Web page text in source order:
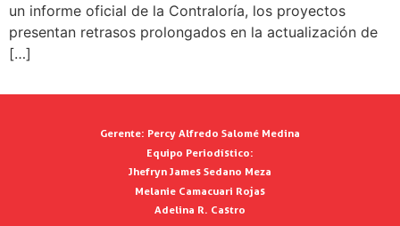
un informe oficial de la Contraloría, los proyectos
presentan retrasos prolongados en la actualización de
[…]
Gerente: Percy Alfredo Salomé Medina
Equipo Periodístico:
Jhefryn James Sedano Meza
Melanie Camacuari Rojas
Adelina R. Castro